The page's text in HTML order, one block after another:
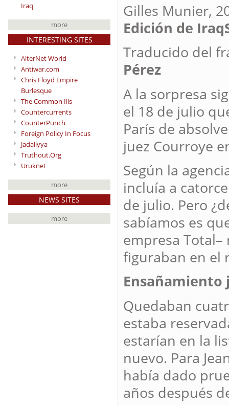
Iraq
more
INTERESTING SITES
AlterNet World
Antiwar.com
Chris Floyd Empire
Burlesque
The Common Ills
Countercurrents
CounterPunch
Foreign Policy In Focus
Jadaliyya
Truthout.Org
Uruknet
more
NEWS SITES
more
Gilles Munier,
Edición de
Traducido del
Pérez
A la sorpresa
el 18 de julio
París de
juez Courroye
Según la
incluía a
de julio. Pero
sabíamos es
empresa
figuraban en el
Ensañamiento
Quedaban
estaba
estarían en la
nuevo. Para
había dado
años después